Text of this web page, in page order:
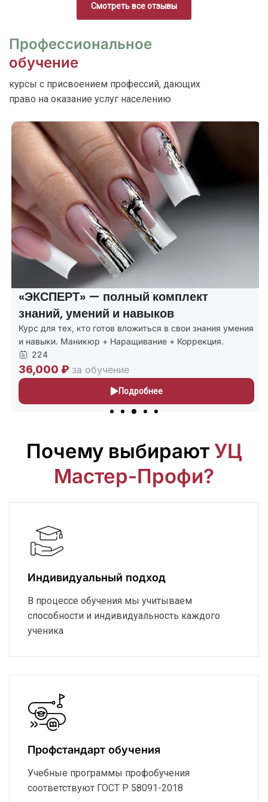
Смотреть все отзывы
Профессиональное
обучение
курсы с присвоением профессий, дающих
право на оказание услуг населению
«ЭКСПЕРТ» — полный комплект
знаний, умений и навыков
Курс для тех, кто готов вложиться в свои знания умения
и навыки. Маникюр + Наращивание + Коррекция.
224
36,000 ₽ за обучение
Подробнее
Почему выбирают УЦ
Мастер-Профи?
Индивидуальный подход
В процессе обучения мы учитываем
способности и индивидуальность каждого
ученика
Профстандарт обучения
Учебные программы профобучения
соответствуют ГОСТ Р 58091-2018